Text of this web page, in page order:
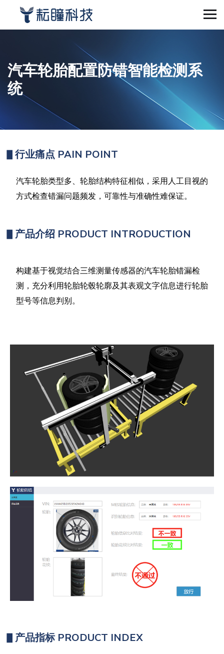
汽车轮胎配置防错智能检测系
统
▋行业痛点 PAIN POINT
汽车轮胎类型多、轮胎结构特征相似，采用人工目视的
方式检查错漏问题频发，可靠性与准确性难保证。
▋产品介绍 PRODUCT INTRODUCTION
构建基于视觉结合三维测量传感器的汽车轮胎错漏检
测，充分利用轮胎轮毂轮廓及其表观文字信息进行轮胎
型号等信息判别。
▋产品指标 PRODUCT INDEX